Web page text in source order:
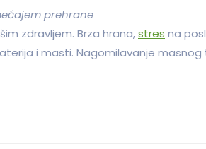
prehrane
zdravljem. Brza hrana,stres na
i masti. Nagomilavanje masnog